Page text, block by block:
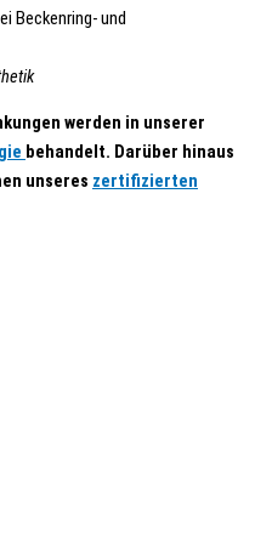
Beckenring- und
werden in unserer
behandelt. Darüber hinaus
unseres zertifizierten